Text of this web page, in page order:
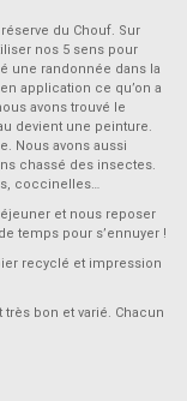
du Chouf. Sur
nos 5 sens pour
une randonnée dans la
application ce qu’on a
avons trouvé le
devient une peinture.
Nous avons aussi
chassé des insectes.
coccinelles…
et nous reposer
temps pour s’ennuyer !
recyclé et impression
très bon et varié. Chacun